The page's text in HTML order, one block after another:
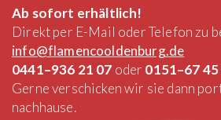
Ab sofort erhältlich!
Direkt per E-Mail oder Telefon zu
info@flamencooldenburg.de
0441–936 21 07 oder 0151–67
Gerne verschicken wir sie dann
nachhause.